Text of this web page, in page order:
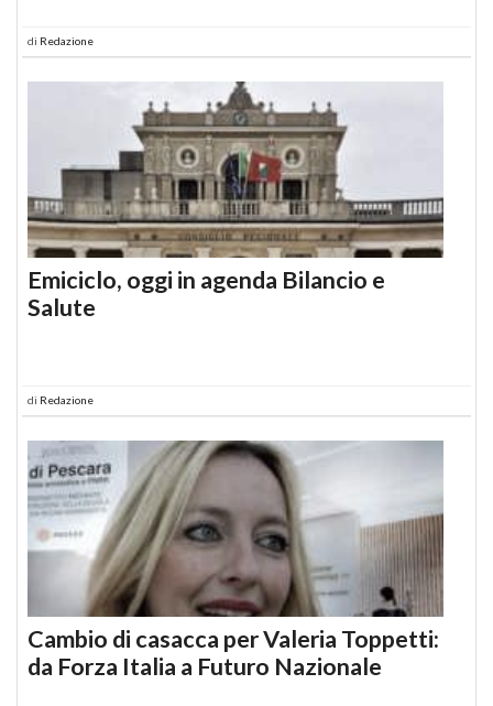
di Redazione
Emiciclo, oggi in agenda Bilancio e
Salute
di Redazione
Cambio di casacca per Valeria Toppetti:
da Forza Italia a Futuro Nazionale